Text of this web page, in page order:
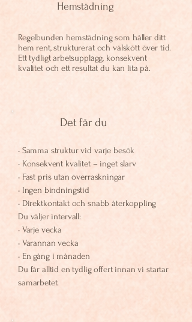
Hemstädning
Regelbunden hemstädning som håller ditt
hem rent, strukturerat och välskött över tid.
Ett tydligt arbetsupplägg, konsekvent
kvalitet och ett resultat du kan lita på.
Det får du
• Samma struktur vid varje besök
• Konsekvent kvalitet – inget slarv
• Fast pris utan överraskningar
• Ingen bindningstid
• Direktkontakt och snabb återkoppling
Du väljer intervall:
• Varje vecka
• Varannan vecka
• En gång i månaden
Du får alltid en tydlig offert innan vi startar
samarbetet.